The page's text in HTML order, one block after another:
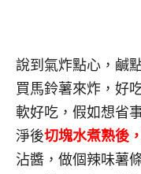
說到氣炸點心，鹹
買馬鈴薯來炸，好
軟好吃，假如想省
淨後切塊水煮熟後
沾醬，做個辣味薯